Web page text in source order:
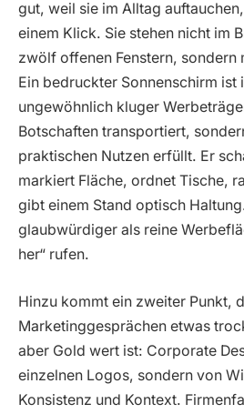
gut, weil sie im Alltag
einem Klick. Sie stehen nicht im
zwölf offenen Fenstern, sondern
Ein bedruckter Sonnenschirm ist
ungewöhnlich kluger
Botschaften transportiert,
praktischen Nutzen erfüllt. Er
markiert Fläche, ordnet Tische,
gibt einem Stand optisch
glaubwürdiger als reine
her“ rufen.
Hinzu kommt ein zweiter Punkt,
Marketinggesprächen etwas
aber Gold wert ist: Corporate
einzelnen Logos, sondern von
Konsistenz und Kontext.